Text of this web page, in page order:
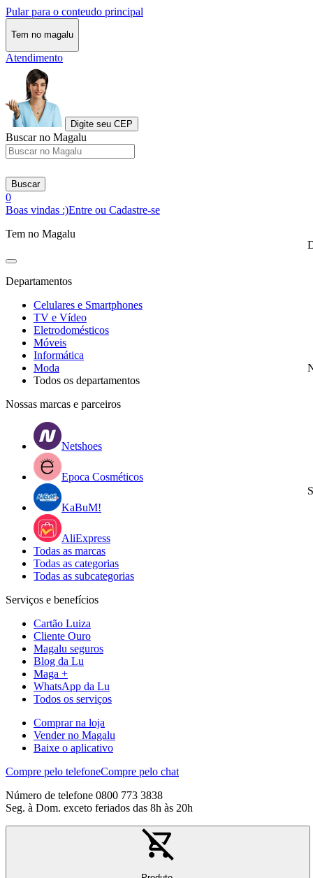
Pular para o conteudo principal
Tem no magalu
Atendimento
Digite seu CEP
Buscar no Magalu
Buscar
0
Boas vindas :)Entre ou Cadastre-se
Tem no Magalu
Departamentos
Celulares e Smartphones
TV e Vídeo
Eletrodomésticos
Móveis
Informática
Moda
Todos os departamentos
Nossas marcas e parceiros
Netshoes
Epoca Cosméticos
KaBuM!
AliExpress
Todas as marcas
Todas as categorias
Todas as subcategorias
Serviços e benefícios
Cartão Luiza
Cliente Ouro
Magalu seguros
Blog da Lu
Maga +
WhatsApp da Lu
Todos os serviços
Comprar na loja
Vender no Magalu
Baixe o aplicativo
Compre pelo telefoneCompre pelo chat
Número de telefone 0800 773 3838
Seg. à Dom. exceto feriados das 8h às 20h